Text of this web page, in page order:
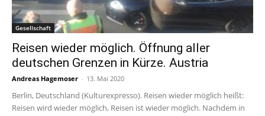
Gesellschaft
Reisen wieder möglich. Öffnung aller
deutschen Grenzen in Kürze. Austria
Andreas Hagemoser - 13. Mai 2020
Berlin, Deutschland (Kulturexpresso). Reisen wieder möglich heißt:
Reisen wird wieder möglich, Reisen ist wieder möglich. Nachdem in